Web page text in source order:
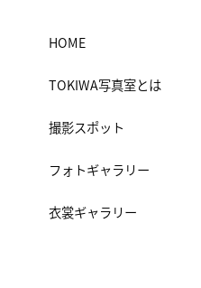
HOME
TOKIWA写真室とは
撮影スポット
フォトギャラリー
衣裳ギャラリー